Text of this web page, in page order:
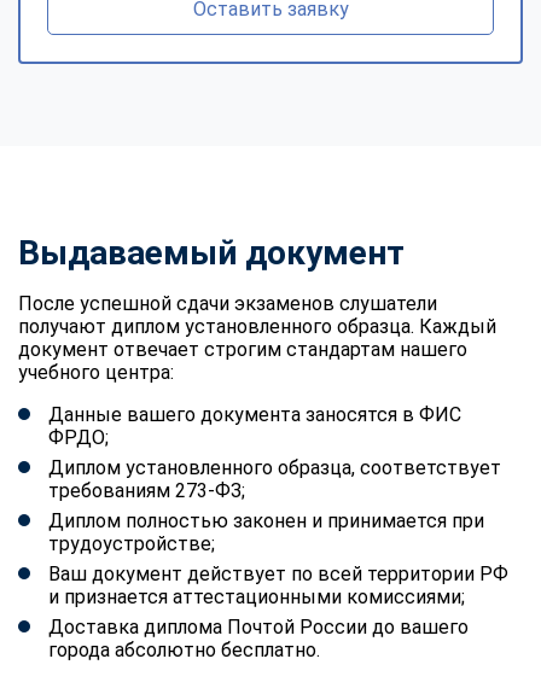
Оставить заявку
Выдаваемый документ
После успешной сдачи экзаменов слушатели
получают диплом установленного образца. Каждый
документ отвечает строгим стандартам нашего
учебного центра:
Данные вашего документа заносятся в ФИС
ФРДО;
Диплом установленного образца, соответствует
требованиям 273-ФЗ;
Диплом полностью законен и принимается при
трудоустройстве;
Ваш документ действует по всей территории РФ
и признается аттестационными комиссиями;
Доставка диплома Почтой России до вашего
города абсолютно бесплатно.